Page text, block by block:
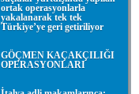
ortak operasyonlarla
yakalanarak tek tek
Türkiye’ye geri getiriliyor
GÖÇMEN KAÇAKÇILIĞI
OPERASYONLARI